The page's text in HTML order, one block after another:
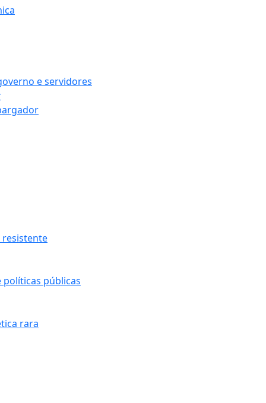
e servidores
políticas públicas
rara